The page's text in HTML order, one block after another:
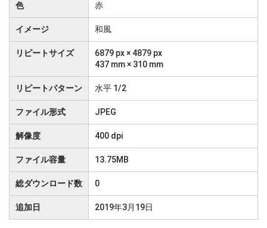
色 赤
イメージ 和風
リピートサイズ
6879 px × 4879 px
437 mm × 310 mm
リピートパターン 水平 1/2
ファイル形式 JPEG
解像度 400 dpi
ファイル容量 13.75MB
総ダウンロード数 0
追加日 2019年3月19日